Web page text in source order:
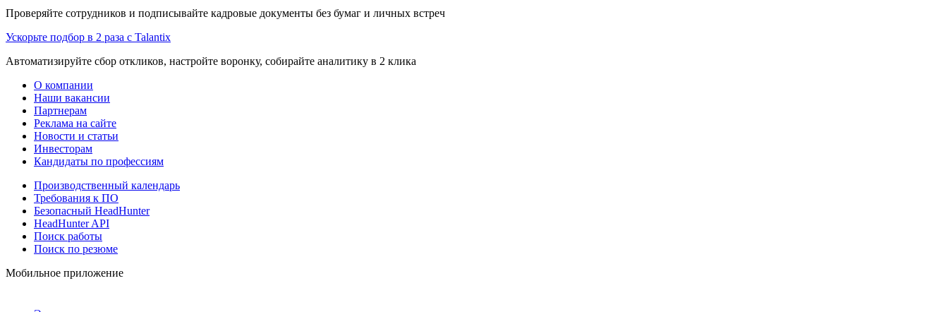
Проверяйте сотрудников и подписывайте кадровые документы без бумаг и личных встреч
Ускорьте подбор в 2 раза с Talantix
Автоматизируйте сбор откликов, настройте воронку, собирайте аналитику в 2 клика
О компании
Наши вакансии
Партнерам
Реклама на сайте
Новости и статьи
Инвесторам
Кандидаты по профессиям
Производственный календарь
Требования к ПО
Безопасный HeadHunter
HeadHunter API
Поиск работы
Поиск по резюме
Мобильное приложение